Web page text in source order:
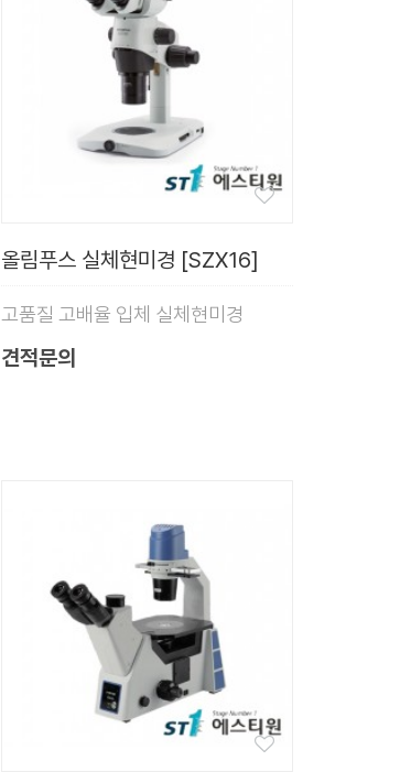
올림푸스 실체현미경 [SZX16]
고품질 고배율 입체 실체현미경
견적문의